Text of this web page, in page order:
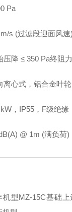
Pa
s (过滤段迎面风速)
压降 ≤ 350 Pa终阻
离心式，铝合金叶轮
，IP55，F级绝缘
@ 1m (满负荷)
机型MZ-15C基础